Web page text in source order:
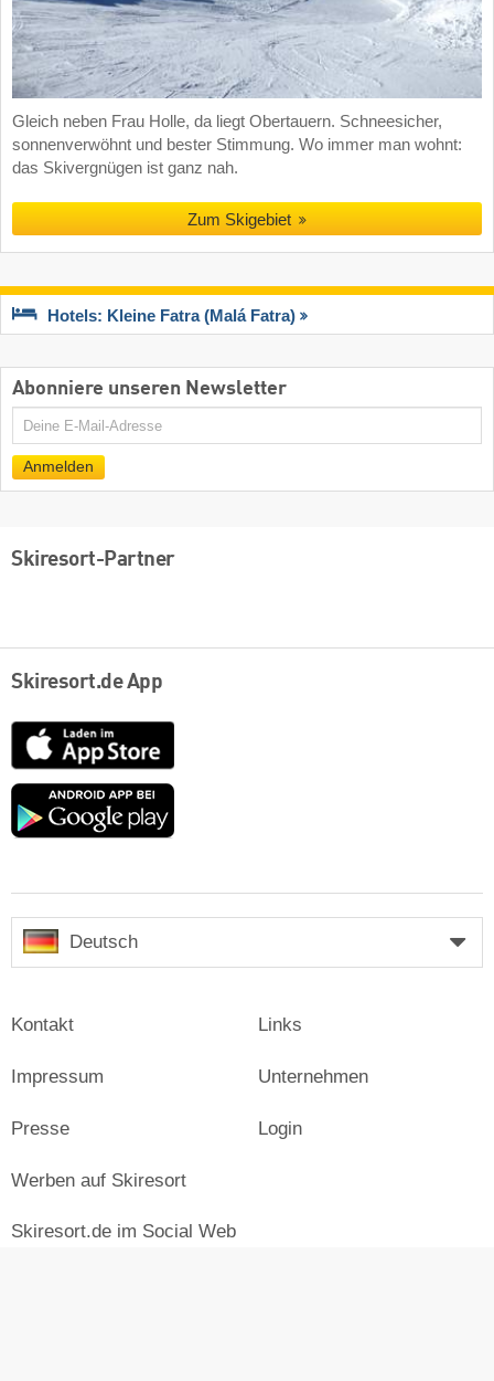
Gleich neben Frau Holle, da liegt Obertauern. Schneesicher,
sonnenverwöhnt und bester Stimmung. Wo immer man wohnt:
das Skivergnügen ist ganz nah.
Zum Skigebiet
Hotels: Kleine Fatra (Malá Fatra)
Abonniere unseren Newsletter
E-
Anmelden
Skiresort-Partner
Skiresort.de App
App
Store
Google
Deutsch
Kontakt
Impressum
Presse
Links
Unternehmen
Login
Werben auf Skiresort
Skiresort.de im Social Web